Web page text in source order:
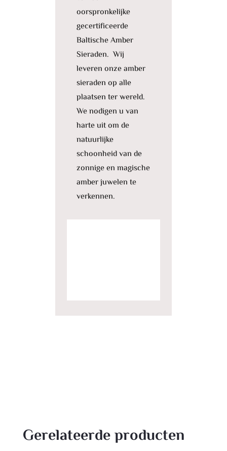
oorspronkelijke
gecertificeerde
Baltische Amber
Sieraden. Wij
leveren onze amber
sieraden op alle
plaatsen ter wereld.
We nodigen u van
harte uit om de
natuurlijke
schoonheid van de
zonnige en magische
amber juwelen te
verkennen.
Gerelateerde producten